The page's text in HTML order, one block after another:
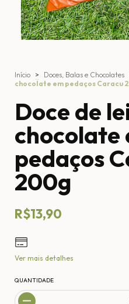
Início > Doces, Balas e Chocolates
chocolate em pedaços Caracu
Doce de
chocolate
pedaços
200g
R$13,90
Ver mais detalhes
QUANTIDADE